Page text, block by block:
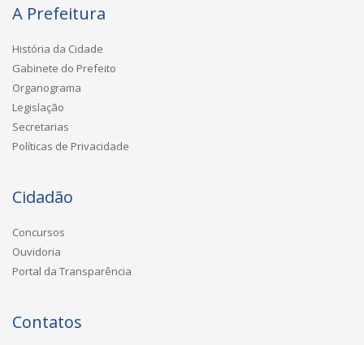
A Prefeitura
História da Cidade
Gabinete do Prefeito
Organograma
Legislação
Secretarias
Políticas de Privacidade
Cidadão
Concursos
Ouvidoria
Portal da Transparência
Contatos